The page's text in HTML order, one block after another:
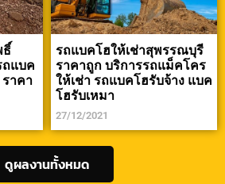
ธิ์
ถแบค
าคา
รถแบคโฮให้เช่าสุพรรณบุรี
ราคาถูก บริการรถแม็คโคร
ให้เช่า รถแบคโฮรับจ้าง แบค
โฮรับเหมา
27/12/2021
ดูผลงานทั้งหมด